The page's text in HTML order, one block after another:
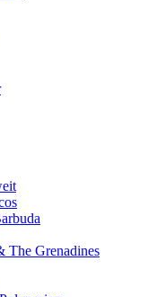
The Grenadines